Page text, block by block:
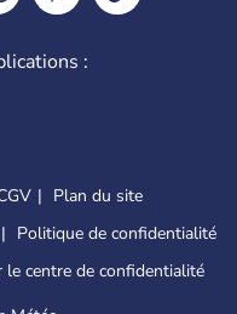
:
Plan du site
Politique de confidentialité
le centre de confidentialité